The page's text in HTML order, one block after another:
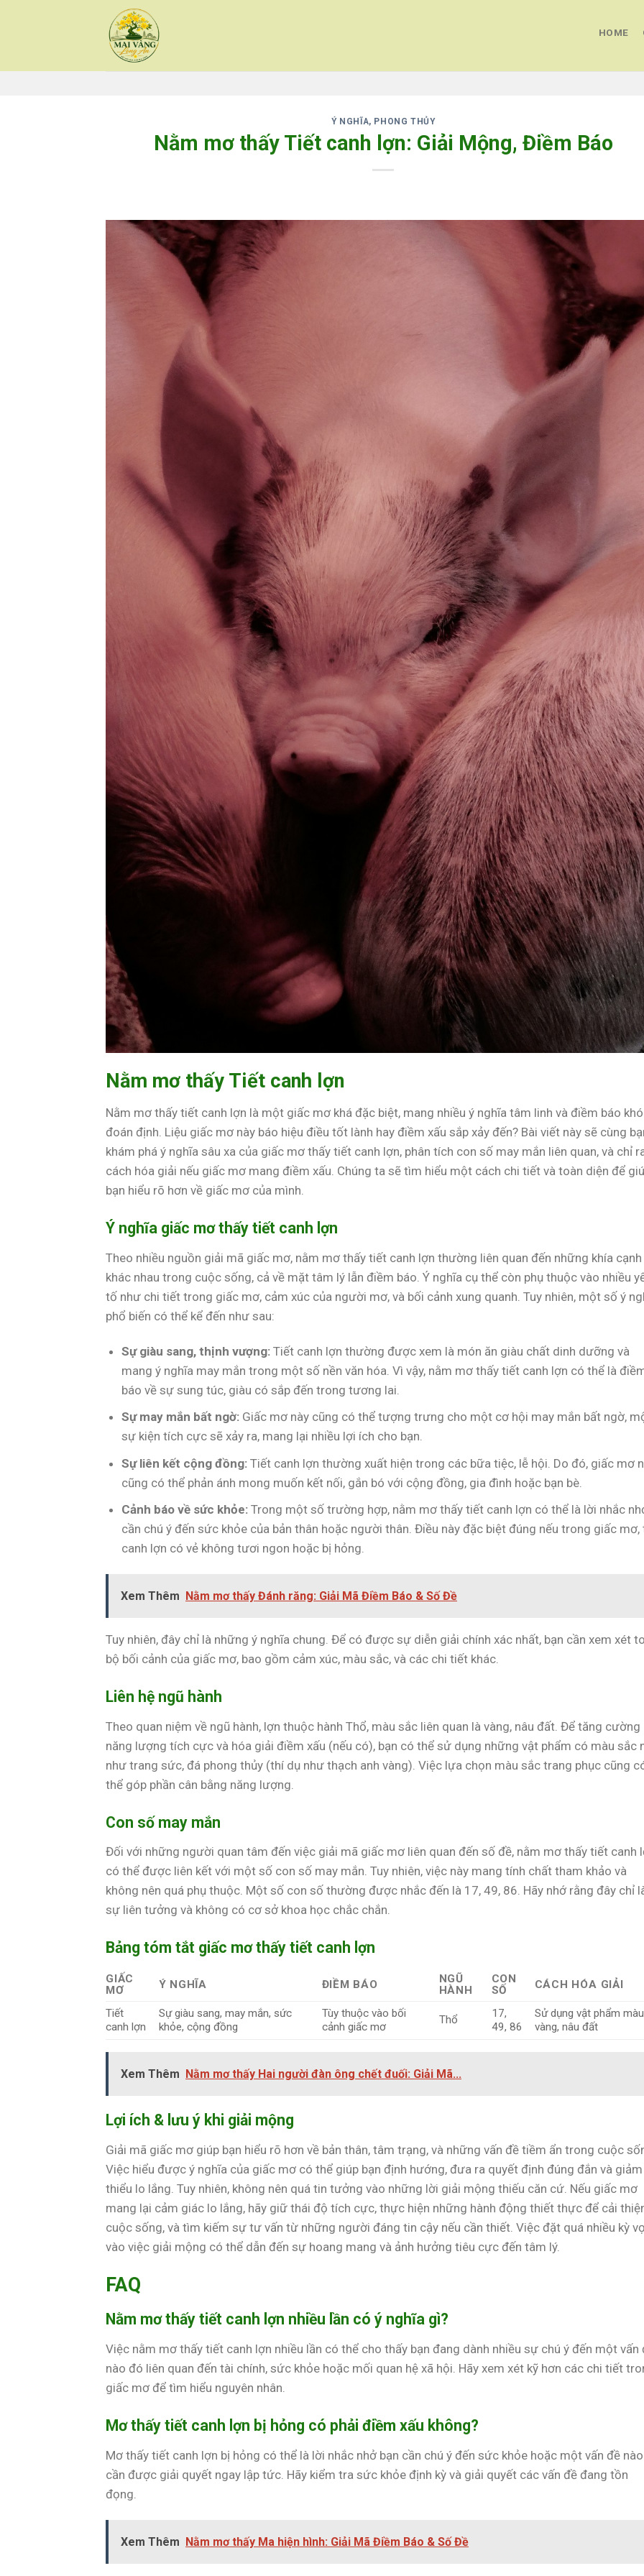
HOME
Ý NGHĨA, PHONG THỦY
Nằm mơ thấy Tiết canh lợn: Giải Mộng, Điềm Báo
Nằm mơ thấy Tiết canh lợn
Nằm mơ thấy tiết canh lợn là một giấc mơ khá đặc biệt, mang nhiều ý nghĩa tâm linh và điềm báo khó
đoán định. Liệu giấc mơ này báo hiệu điều tốt lành hay điềm xấu sắp xảy đến? Bài viết này sẽ cùng
khám phá ý nghĩa sâu xa của giấc mơ thấy tiết canh lợn, phân tích con số may mắn liên quan, và chỉ
cách hóa giải nếu giấc mơ mang điềm xấu. Chúng ta sẽ tìm hiểu một cách chi tiết và toàn diện để
bạn hiểu rõ hơn về giấc mơ của mình.
Ý nghĩa giấc mơ thấy tiết canh lợn
Theo nhiều nguồn giải mã giấc mơ, nằm mơ thấy tiết canh lợn thường liên quan đến những khía cạnh
khác nhau trong cuộc sống, cả về mặt tâm lý lẫn điềm báo. Ý nghĩa cụ thể còn phụ thuộc vào nhiều
tố như chi tiết trong giấc mơ, cảm xúc của người mơ, và bối cảnh xung quanh. Tuy nhiên, một số ý
phổ biến có thể kể đến như sau:
Sự giàu sang, thịnh vượng: Tiết canh lợn thường được xem là món ăn giàu chất dinh dưỡng và
mang ý nghĩa may mắn trong một số nền văn hóa. Vì vậy, nằm mơ thấy tiết canh lợn có thể là
báo về sự sung túc, giàu có sắp đến trong tương lai.
Sự may mắn bất ngờ: Giấc mơ này cũng có thể tượng trưng cho một cơ hội may mắn bất ngờ,
sự kiện tích cực sẽ xảy ra, mang lại nhiều lợi ích cho bạn.
Sự liên kết cộng đồng: Tiết canh lợn thường xuất hiện trong các bữa tiệc, lễ hội. Do đó, giấc mơ
cũng có thể phản ánh mong muốn kết nối, gắn bó với cộng đồng, gia đình hoặc bạn bè.
Cảnh báo về sức khỏe: Trong một số trường hợp, nằm mơ thấy tiết canh lợn có thể là lời nhắc
cần chú ý đến sức khỏe của bản thân hoặc người thân. Điều này đặc biệt đúng nếu trong giấc mơ,
canh lợn có vẻ không tươi ngon hoặc bị hỏng.
Xem Thêm Nằm mơ thấy Đánh răng: Giải Mã Điềm Báo & Số Đề
Tuy nhiên, đây chỉ là những ý nghĩa chung. Để có được sự diễn giải chính xác nhất, bạn cần xem xét
bộ bối cảnh của giấc mơ, bao gồm cảm xúc, màu sắc, và các chi tiết khác.
Liên hệ ngũ hành
Theo quan niệm về ngũ hành, lợn thuộc hành Thổ, màu sắc liên quan là vàng, nâu đất. Để tăng cường
năng lượng tích cực và hóa giải điềm xấu (nếu có), bạn có thể sử dụng những vật phẩm có màu sắc
như trang sức, đá phong thủy (thí dụ như thạch anh vàng). Việc lựa chọn màu sắc trang phục cũng
thể góp phần cân bằng năng lượng.
Con số may mắn
Đối với những người quan tâm đến việc giải mã giấc mơ liên quan đến số đề, nằm mơ thấy tiết canh
có thể được liên kết với một số con số may mắn. Tuy nhiên, việc này mang tính chất tham khảo và
không nên quá phụ thuộc. Một số con số thường được nhắc đến là 17, 49, 86. Hãy nhớ rằng đây chỉ
sự liên tưởng và không có cơ sở khoa học chắc chắn.
Bảng tóm tắt giấc mơ thấy tiết canh lợn
GIẤC
MƠ
Ý NGHĨA ĐIỀM BÁO
NGŨ
HÀNH
CON
SỐ
CÁCH HÓA GIẢI
Tiết
canh lợn
Sự giàu sang, may mắn, sức
khỏe, cộng đồng
Tùy thuộc vào bối
cảnh giấc mơ
Thổ
17,
49, 86
Sử dụng vật phẩm màu
vàng, nâu đất
Xem Thêm Nằm mơ thấy Hai người đàn ông chết đuối: Giải Mã...
Lợi ích & lưu ý khi giải mộng
Giải mã giấc mơ giúp bạn hiểu rõ hơn về bản thân, tâm trạng, và những vấn đề tiềm ẩn trong cuộc
Việc hiểu được ý nghĩa của giấc mơ có thể giúp bạn định hướng, đưa ra quyết định đúng đắn và giảm
thiểu lo lắng. Tuy nhiên, không nên quá tin tưởng vào những lời giải mộng thiếu căn cứ. Nếu giấc mơ
mang lại cảm giác lo lắng, hãy giữ thái độ tích cực, thực hiện những hành động thiết thực để cải
cuộc sống, và tìm kiếm sự tư vấn từ những người đáng tin cậy nếu cần thiết. Việc đặt quá nhiều kỳ
vào việc giải mộng có thể dẫn đến sự hoang mang và ảnh hưởng tiêu cực đến tâm lý.
FAQ
Nằm mơ thấy tiết canh lợn nhiều lần có ý nghĩa gì?
Việc nằm mơ thấy tiết canh lợn nhiều lần có thể cho thấy bạn đang dành nhiều sự chú ý đến một vấn
nào đó liên quan đến tài chính, sức khỏe hoặc mối quan hệ xã hội. Hãy xem xét kỹ hơn các chi tiết
giấc mơ để tìm hiểu nguyên nhân.
Mơ thấy tiết canh lợn bị hỏng có phải điềm xấu không?
Mơ thấy tiết canh lợn bị hỏng có thể là lời nhắc nhở bạn cần chú ý đến sức khỏe hoặc một vấn đề
cần được giải quyết ngay lập tức. Hãy kiểm tra sức khỏe định kỳ và giải quyết các vấn đề đang tồn
đọng.
Xem Thêm Nằm mơ thấy Ma hiện hình: Giải Mã Điềm Báo & Số Đề